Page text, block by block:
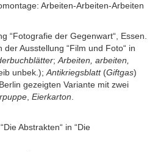
Arbeiten-Arbeiten-Arbeiten
“Fotografie der Gegenwart“, Essen.
Ausstellung “Film und Foto“ in
; Arbeiten, arbeiten,
unbek.); Antikriegsblatt(Giftgas)
gezeigten Variante mit zwei
Eierkarton
Abstrakten“ in “Die